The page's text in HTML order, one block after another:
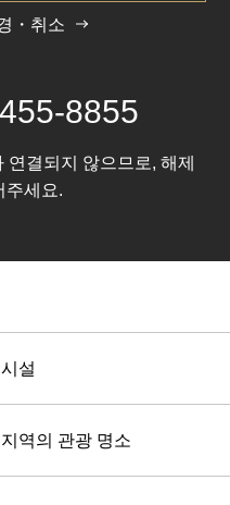
・취소
8855
결되지 않으므로, 해제
주세요.
시설
지역의 관광 명소